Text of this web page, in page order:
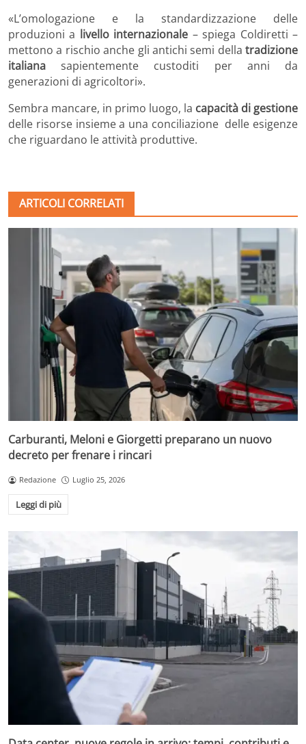
«L’omologazione e la standardizzazione delle
produzioni a livello internazionale – spiega Coldiretti –
mettono a rischio anche gli antichi semi della tradizione
italiana sapientemente custoditi per anni da
generazioni di agricoltori».
Sembra mancare, in primo luogo, la capacità di gestione
delle risorse insieme a una conciliazione delle esigenze
che riguardano le attività produttive.
ARTICOLI CORRELATI
Carburanti, Meloni e Giorgetti preparano un nuovo
decreto per frenare i rincari
Redazione Luglio 25, 2026
Leggi di più